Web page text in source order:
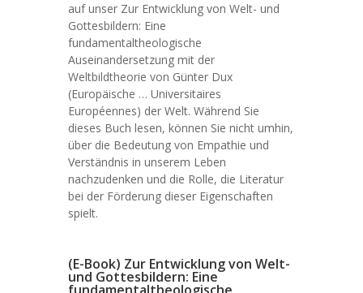
auf unser Zur Entwicklung von Welt- und
Gottesbildern: Eine
fundamentaltheologische
Auseinandersetzung mit der
Weltbildtheorie von Günter Dux
(Europäische … Universitaires
Européennes) der Welt. Während Sie
dieses Buch lesen, können Sie nicht umhin,
über die Bedeutung von Empathie und
Verständnis in unserem Leben
nachzudenken und die Rolle, die Literatur
bei der Förderung dieser Eigenschaften
spielt.
(E-Book) Zur Entwicklung von Welt-
und Gottesbildern: Eine